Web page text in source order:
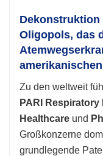
Oligopols, das
Zu den weltweit
PARI
Healthcare und
Großkonzerne
grundlegende